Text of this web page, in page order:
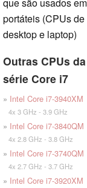
que são usados em
portáteis (CPUs de
desktop e laptop)
Outras CPUs da
série Core i7
» Intel Core i7-3940XM
4x 3 GHz - 3.9 GHz
» Intel Core i7-3840QM
4x 2.8 GHz - 3.8 GHz
» Intel Core i7-3740QM
4x 2.7 GHz - 3.7 GHz
» Intel Core i7-3920XM